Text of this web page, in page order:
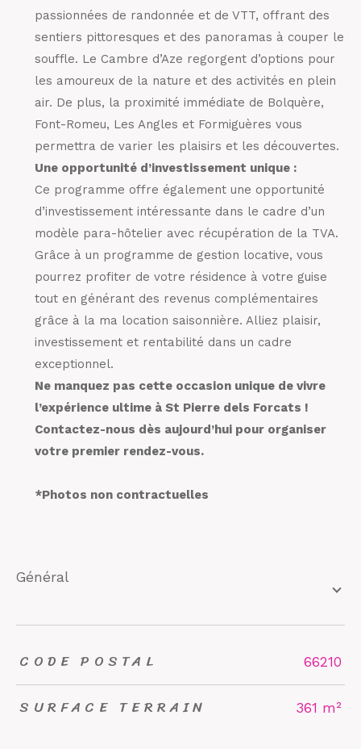
passionnées de randonnée et de VTT, offrant des
sentiers pittoresques et des panoramas à couper le
souffle. Le Cambre d’Aze regorgent d’options pour
les amoureux de la nature et des activités en plein
air. De plus, la proximité immédiate de Bolquère,
Font-Romeu, Les Angles et Formiguères vous
permettra de varier les plaisirs et les découvertes.
Une opportunité d’investissement unique :
Ce programme offre également une opportunité
d’investissement intéressante dans le cadre d’un
modèle para-hôtelier avec récupération de la TVA.
Grâce à un programme de gestion locative, vous
pourrez profiter de votre résidence à votre guise
tout en générant des revenus complémentaires
grâce à la ma location saisonnière. Alliez plaisir,
investissement et rentabilité dans un cadre
exceptionnel.
Ne manquez pas cette occasion unique de vivre
l’expérience ultime à St Pierre dels Forcats !
Contactez-nous dès aujourd’hui pour organiser
votre premier rendez-vous.
*Photos non contractuelles
général
TRAD_ZEPHYR_Caracteristique TRAD_ZEPHYR_Valeurs
CODE POSTAL 66210
SURFACE TERRAIN 361 m²